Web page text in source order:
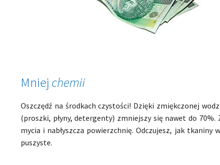
Mniej chemii
Oszczędź na środkach czystości! Dzięki zmiękczonej
(proszki, płyny, detergenty) zmniejszy się nawet do
mycia i nabłyszcza powierzchnię. Odczujesz, jak
puszyste.